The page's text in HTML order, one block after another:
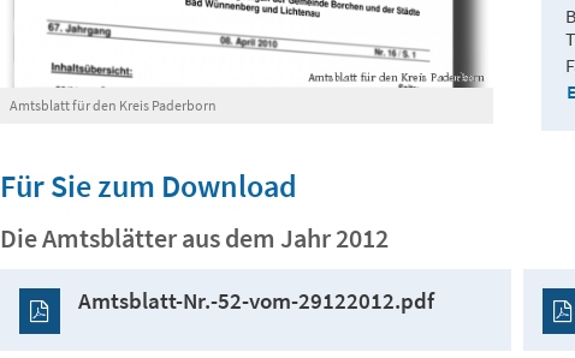
Amtsblatt für den Kreis Paderborn
Für Sie zum Download
Die Amtsblätter aus dem Jahr 2012
Amtsblatt-Nr.-52-vom-29122012.pdf